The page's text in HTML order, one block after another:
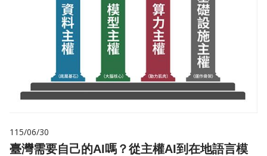
115/06/30
臺灣需要自己的AI嗎？從主權AI到在地語言模